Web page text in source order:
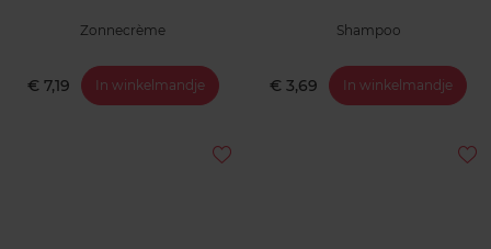
Zonnecrème
€ 7,19 In winkelmandje
Shampoo
€ 3,69 In winkelmandje